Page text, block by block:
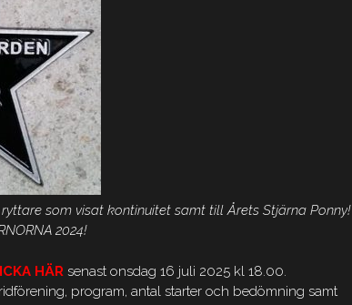
som visat kontinuitet samt till Årets Stjärna Ponny!
2024!
HÄR senast onsdag 16 juli 2025 kl 18.00.
program, antal starter och bedömning samt